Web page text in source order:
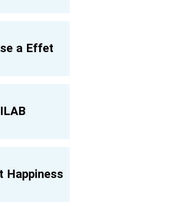
a Effet
Happiness